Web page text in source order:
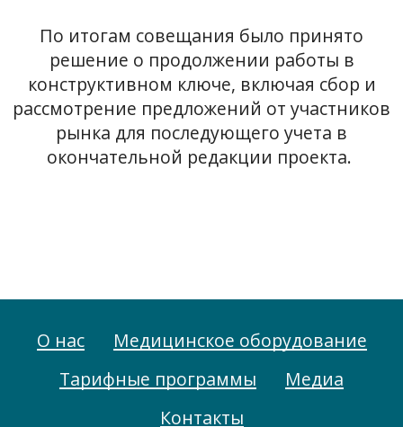
По итогам совещания было принято
решение о продолжении работы в
конструктивном ключе, включая сбор и
рассмотрение предложений от участников
рынка для последующего учета в
окончательной редакции проекта.
О нас
Медицинское оборудование
Тарифные программы
Медиа
Контакты